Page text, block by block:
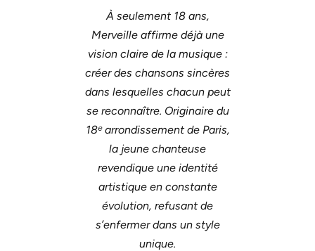
À seulement 18 ans,
Merveille affirme déjà une
vision claire de la musique :
créer des chansons sincères
dans lesquelles chacun peut
se reconnaître. Originaire du
18ᵉ arrondissement de Paris,
la jeune chanteuse
revendique une identité
artistique en constante
évolution, refusant de
s’enfermer dans un style
unique.